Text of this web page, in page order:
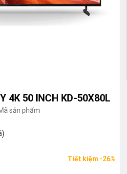
4K 50 INCH KD-50X80L
sản phẩm
Tiết kiệm -26%